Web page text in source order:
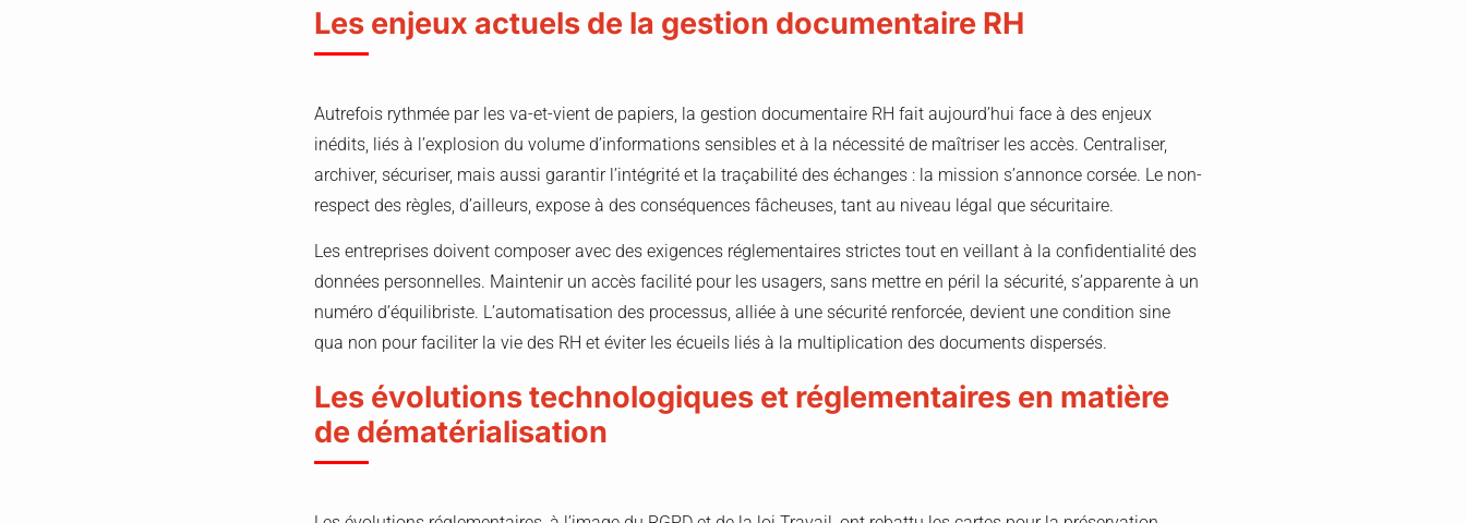
Les enjeux actuels de la gestion documentaire RH
Autrefois rythmée par les va-et-vient de papiers, la gestion documentaire RH fait aujourd’hui face à des enjeux
inédits, liés à l’explosion du volume d’informations sensibles et à la nécessité de maîtriser les accès. Centraliser,
archiver, sécuriser, mais aussi garantir l’intégrité et la traçabilité des échanges : la mission s’annonce corsée. Le non-
respect des règles, d’ailleurs, expose à des conséquences fâcheuses, tant au niveau légal que sécuritaire.
Les entreprises doivent composer avec des exigences réglementaires strictes tout en veillant à la confidentialité des
données personnelles. Maintenir un accès facilité pour les usagers, sans mettre en péril la sécurité, s’apparente à un
numéro d’équilibriste. L’automatisation des processus, alliée à une sécurité renforcée, devient une condition sine
qua non pour faciliter la vie des RH et éviter les écueils liés à la multiplication des documents dispersés.
Les évolutions technologiques et réglementaires en matière
de dématérialisation